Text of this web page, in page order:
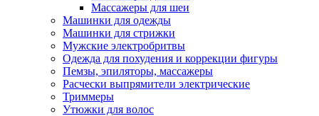
Массажеры для шеи
Машинки для одежды
Машинки для стрижки
Мужские электробритвы
Одежда для похудения и коррекции фигуры
Пемзы, эпиляторы, массажеры
Расчески выпрямители электрические
Триммеры
Утюжки для волос